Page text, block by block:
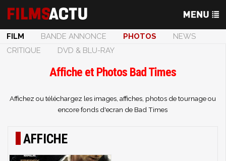
FILM BANDE ANNONCE PHOTOS
NEWS
CRITIQUE
DVD & BLU-RAY
Affiche et Photos Bad Times
Affichez ou téléchargez les images, affiches, photos de tournage ou
encore fonds d'ecran de Bad Times
AFFICHE